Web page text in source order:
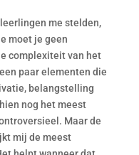
me stelden,
moet je geen
complexiteit van het
paar elementen die
belangstelling
nog het meest
Maar de
mij de meest